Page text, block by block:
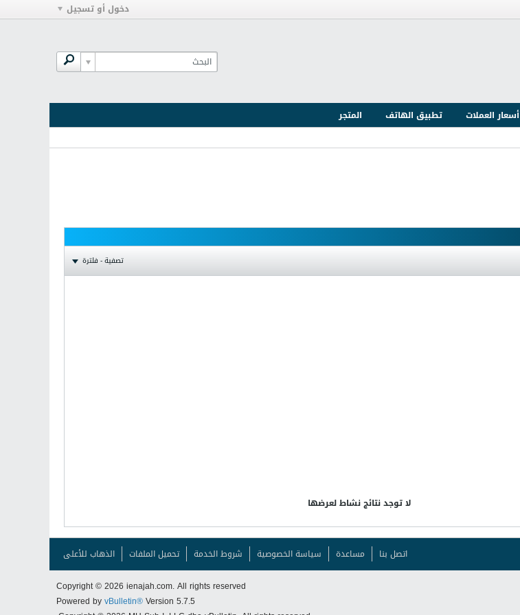
دخول أو تسجيل
أسعار العملات تطبيق الهاتف
المتجر
تصفية - فلترة
لا توجد نتائج نشاط لعرضها
اتصل بنا مساعدة سياسة الخصوصية شروط الخدمة تحميل الملفات الذهاب للأعلى
Copyright © 2026 ienajah.com. All rights reserved
Powered byvBulletin®Version 5.7.5